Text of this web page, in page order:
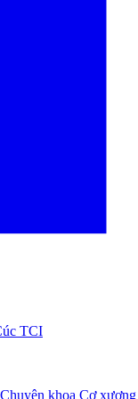
TCI
Chuyên khoa Cơ